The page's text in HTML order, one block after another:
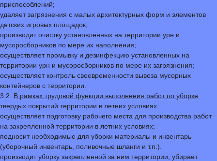
приспособлений;
удаляет загрязнения с малых архитектурных форм и элементов
детских игровых площадок;
производит очистку установленных на территории урн и
мусоросборников по мере их наполнения;
осуществляет промывку и дезинфекцию установленных на
территории урн и мусоросборников по мере их загрязнения;
осуществляет контроль своевременности вывоза мусорных
контейнеров с территории.
3.2. В рамках трудовой функции выполнения работ по уборке
твердых покрытий территории в летних условиях:
осуществляет подготовку рабочего места для производства работ
на закрепленной территории в летних условиях;
подносит необходимые для уборки материалы и инвентарь
(уборочный инвентарь, поливочные шланги и т.п.).
производит уборку закрепленной за ним территории, убирает